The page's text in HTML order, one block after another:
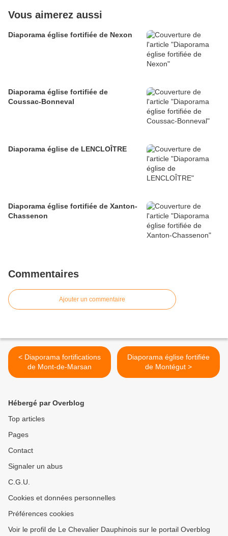
Vous aimerez aussi
Diaporama église fortifiée de Nexon
Diaporama église fortifiée de
Coussac-Bonneval
Diaporama église de LENCLOÎTRE
Diaporama église fortifiée de Xanton-
Chassenon
Commentaires
Ajouter un commentaire
< Diaporama fortifications
de Mont-de-Marsan
Diaporama église fortifiée
de Montégut >
Hébergé par Overblog
Top articles
Pages
Contact
Signaler un abus
C.G.U.
Cookies et données personnelles
Préférences cookies
Voir le profil de Le Chevalier Dauphinois sur le portail Overblog